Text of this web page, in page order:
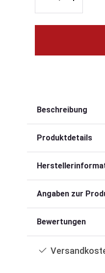
Beschreibung
Produktdetails
Angaben zur
Bewertungen